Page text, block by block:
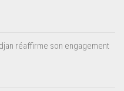
réaffirme son engagement